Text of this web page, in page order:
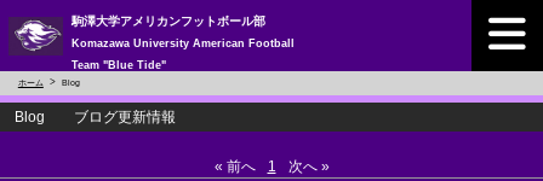
駒澤大学アメリカンフットボール部
Komazawa University American Football
Team "Blue Tide"
ホーム Blog
Blog ブログ更新情報
« 前へ 1 次へ »